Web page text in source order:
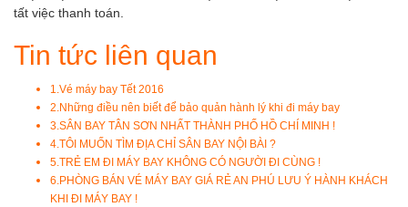
tất việc thanh toán.
Tin tức liên quan
1.Vé máy bay Tết 2016
2.Những điều nên biết để bảo quản hành lý khi đi máy bay
3.SÂN BAY TÂN SƠN NHẤT THÀNH PHỐ HỒ CHÍ MINH !
4.TÔI MUỐN TÌM ĐỊA CHỈ SÂN BAY NỘI BÀI ?
5.TRẺ EM ĐI MÁY BAY KHÔNG CÓ NGƯỜI ĐI CÙNG !
6.PHÒNG BÁN VÉ MÁY BAY GIÁ RẺ AN PHÚ LƯU Ý HÀNH KHÁCH
KHI ĐI MÁY BAY !